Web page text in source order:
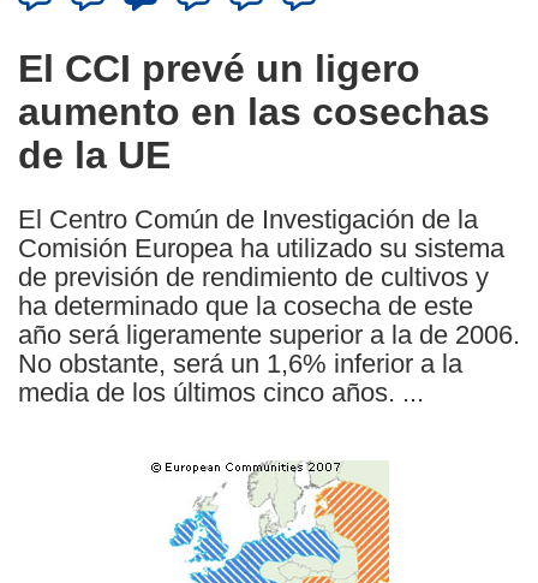
available
the
following
languages:
El CCI prevé un ligero
aumento en las cosechas
de la UE
El Centro Común de Investigación de la
Comisión Europea ha utilizado su sistema
de previsión de rendimiento de cultivos y
ha determinado que la cosecha de este
año será ligeramente superior a la de 2006.
No obstante, será un 1,6% inferior a la
media de los últimos cinco años. ...